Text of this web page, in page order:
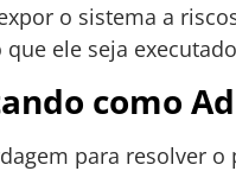
o sistema a
ele seja
como
para resolver o